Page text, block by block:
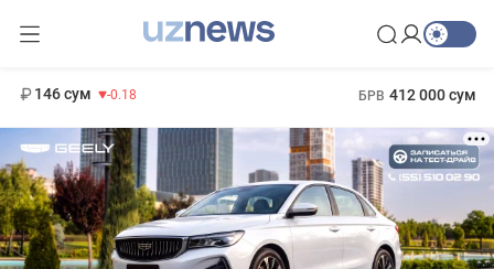
146 сум -0.18 БРВ 412 000 сум